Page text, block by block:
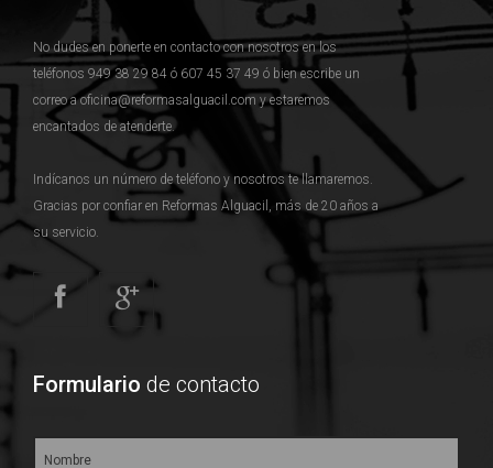
No dudes en ponerte en contacto con nosotros en los
teléfonos 949 38 29 84 ó 607 45 37 49 ó bien escribe un
correo a oficina@reformasalguacil.com y estaremos
encantados de atenderte.
Indícanos un número de teléfono y nosotros te llamaremos.
Gracias por confiar en Reformas Alguacil, más de 20 años a
su servicio.
Formulario de contacto